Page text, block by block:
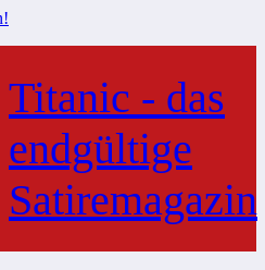
Titanic - das
endgültige
Satiremagazin